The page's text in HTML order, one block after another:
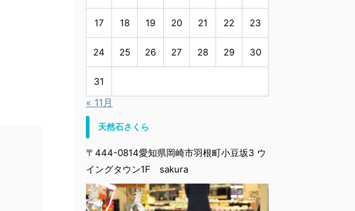
17 18 19 20 21 22 23
24 25 26 27 28 29 30
31
« 11月
天然石さくら
〒444-0814愛知県岡崎市羽根町小豆坂3 ウ
イングタウン1F sakura